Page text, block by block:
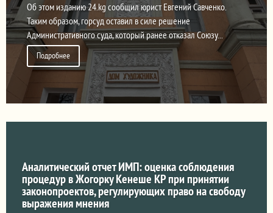
Об этом изданию 24.kg сообщил юрист Евгений Савченко.
Таким образом, горсуд оставил в силе решение
Административного суда, который ранее отказал Союзу...
Подробнее
Аналитический отчет ИМП: оценка соблюдения
процедур в Жогорку Кенеше КР при принятии
законопроектов, регулирующих право на свободу
выражения мнения